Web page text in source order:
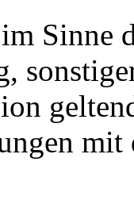
Sinne